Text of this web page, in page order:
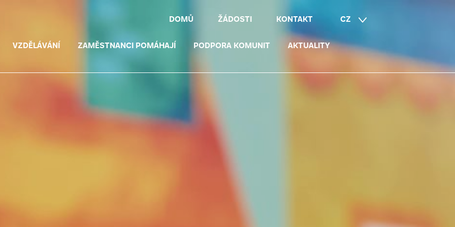
DOMŮ ŽÁDOSTI KONTAKT CZ
EN
VZDĚLÁVÁNÍ ZAMĚSTNANCI POMÁHAJÍ PODPORA KOMUNIT AKTUALITY